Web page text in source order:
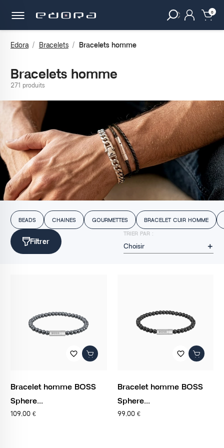
clear 0
Edora Bracelets Bracelets homme
Bracelets homme
271 produits
BEADS CHAINES GOURMETTES BRACELET CUIR HOMME
Filtrer
TRIER PAR :
Choisir 
favorite_border
Bracelet homme BOSS
Sphere...
109,00 €
favorite_border
Bracelet homme BOSS
Sphere...
99,00 €